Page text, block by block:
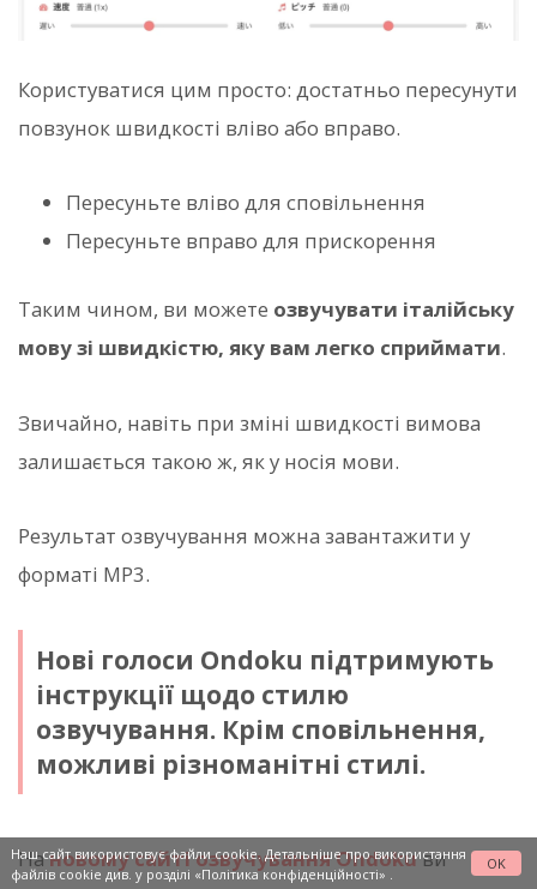
Користуватися цим просто: достатньо пересунути
повзунок швидкості вліво або вправо.
Пересуньте вліво для сповільнення
Пересуньте вправо для прискорення
Таким чином, ви можете озвучувати італійську
мову зі швидкістю, яку вам легко сприймати.
Звичайно, навіть при зміні швидкості вимова
залишається такою ж, як у носія мови.
Результат озвучування можна завантажити у
форматі MP3.
Нові голоси Ondoku підтримують
інструкції щодо стилю
озвучування. Крім сповільнення,
можливі різноманітні стилі.
Нановому сайті озвучування Ondokuви
Наш сайт використовує файли cookie. Детальніше про використання
файлів cookie див. у розділі «Політика конфіденційності»
OK